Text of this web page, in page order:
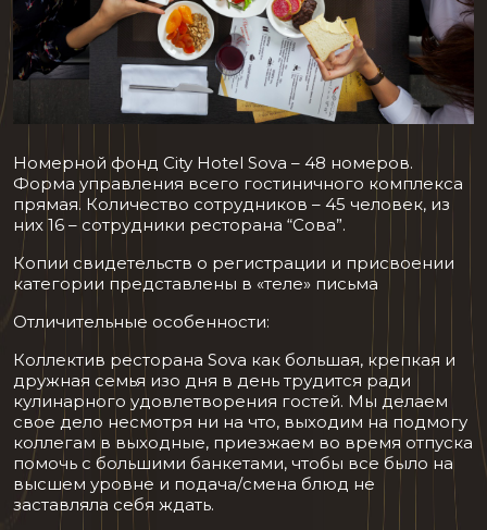
Номерной фонд City Hotel Sova – 48 номеров.
Форма управления всего гостиничного комплекса
прямая. Количество сотрудников – 45 человек, из
них 16 – сотрудники ресторана “Сова”.
Копии свидетельств о регистрации и присвоении
категории представлены в «теле» письма
Отличительные особенности:
Коллектив ресторана Sova как большая, крепкая и
дружная семья изо дня в день трудится ради
кулинарного удовлетворения гостей. Мы делаем
свое дело несмотря ни на что, выходим на подмогу
коллегам в выходные, приезжаем во время отпуска
помочь с большими банкетами, чтобы все было на
высшем уровне и подача/смена блюд не
заставляла себя ждать.